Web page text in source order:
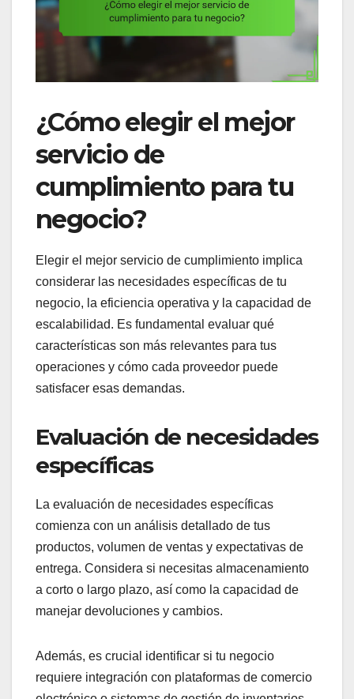
¿Cómo elegir el mejor
servicio de
cumplimiento para tu
negocio?
Elegir el mejor servicio de cumplimiento implica
considerar las necesidades específicas de tu
negocio, la eficiencia operativa y la capacidad de
escalabilidad. Es fundamental evaluar qué
características son más relevantes para tus
operaciones y cómo cada proveedor puede
satisfacer esas demandas.
Evaluación de necesidades
específicas
La evaluación de necesidades específicas
comienza con un análisis detallado de tus
productos, volumen de ventas y expectativas de
entrega. Considera si necesitas almacenamiento
a corto o largo plazo, así como la capacidad de
manejar devoluciones y cambios.
Además, es crucial identificar si tu negocio
requiere integración con plataformas de comercio